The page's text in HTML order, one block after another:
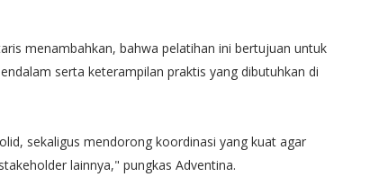
menambahkan, bahwa pelatihan ini bertujuan untuk
serta keterampilan praktis yang dibutuhkan di
sekaligus mendorong koordinasi yang kuat agar
lainnya," pungkas Adventina.